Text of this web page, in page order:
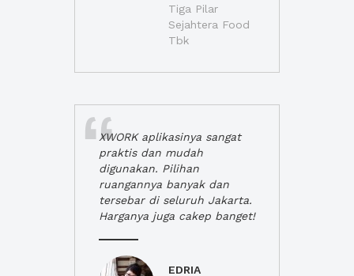
Tiga Pilar
Sejahtera Food
Tbk
XWORK aplikasinya sangat
praktis dan mudah
digunakan. Pilihan
ruangannya banyak dan
tersebar di seluruh Jakarta.
Harganya juga cakep banget!
EDRIA